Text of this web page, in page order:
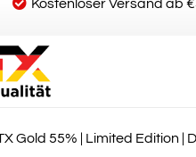
Kostenloser Versand ab
Gold 55% | Limited Edition |